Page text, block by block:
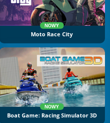
NOWY
Moto Race City
NOWY
Boat Game: Racing Simulator 3D